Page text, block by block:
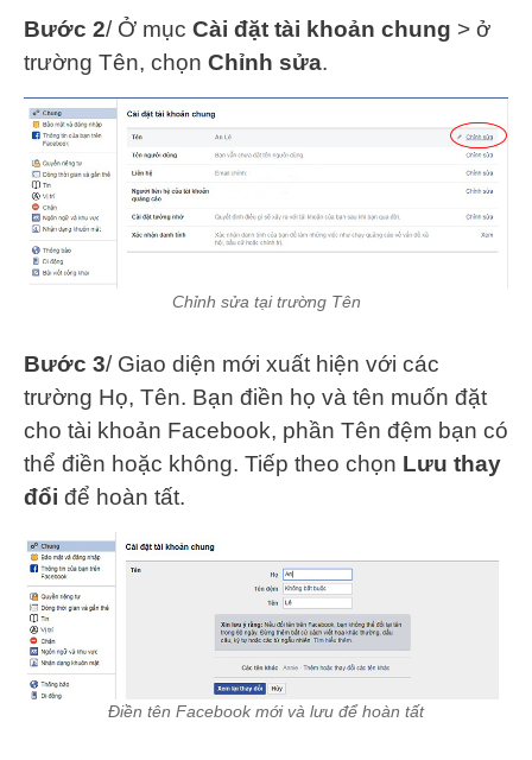
Bước 2/ Ở mục Cài đặt tài khoản chung > ở
trường Tên, chọn Chỉnh sửa.
Chỉnh s​ửa tại trường Tên
Bước 3/ Giao diện mới xuất hiện với các
trường Họ, Tên. Bạn điền họ và tên muốn đặt
cho tài khoản Facebook, phần Tên đệm bạn có
thể điền hoặc không. Tiếp theo chọn Lưu thay
đổi để hoàn tất.
Điền tên Facebook mới và lưu để hoàn tất